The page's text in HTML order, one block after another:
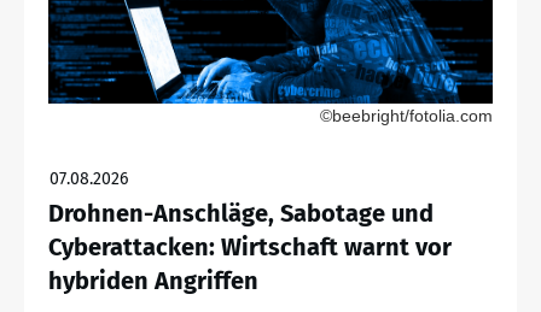
©beebright/fotolia.com
07.08.2026
Drohnen-Anschläge, Sabotage und
Cyberattacken: Wirtschaft warnt vor
hybriden Angriffen